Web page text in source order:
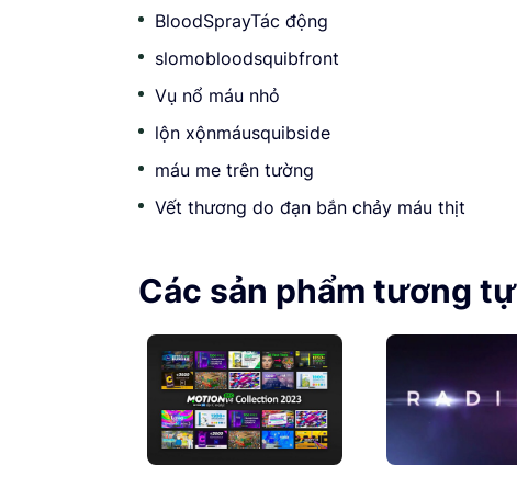
BloodSprayTác động
slomobloodsquibfront
Vụ nổ máu nhỏ
lộn xộnmáusquibside
máu me trên tường
Vết thương do đạn bắn chảy máu thịt
Các sản phẩm tương tự